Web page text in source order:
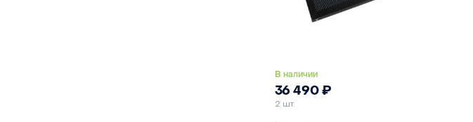
В наличии
36 490₽
2 шт.